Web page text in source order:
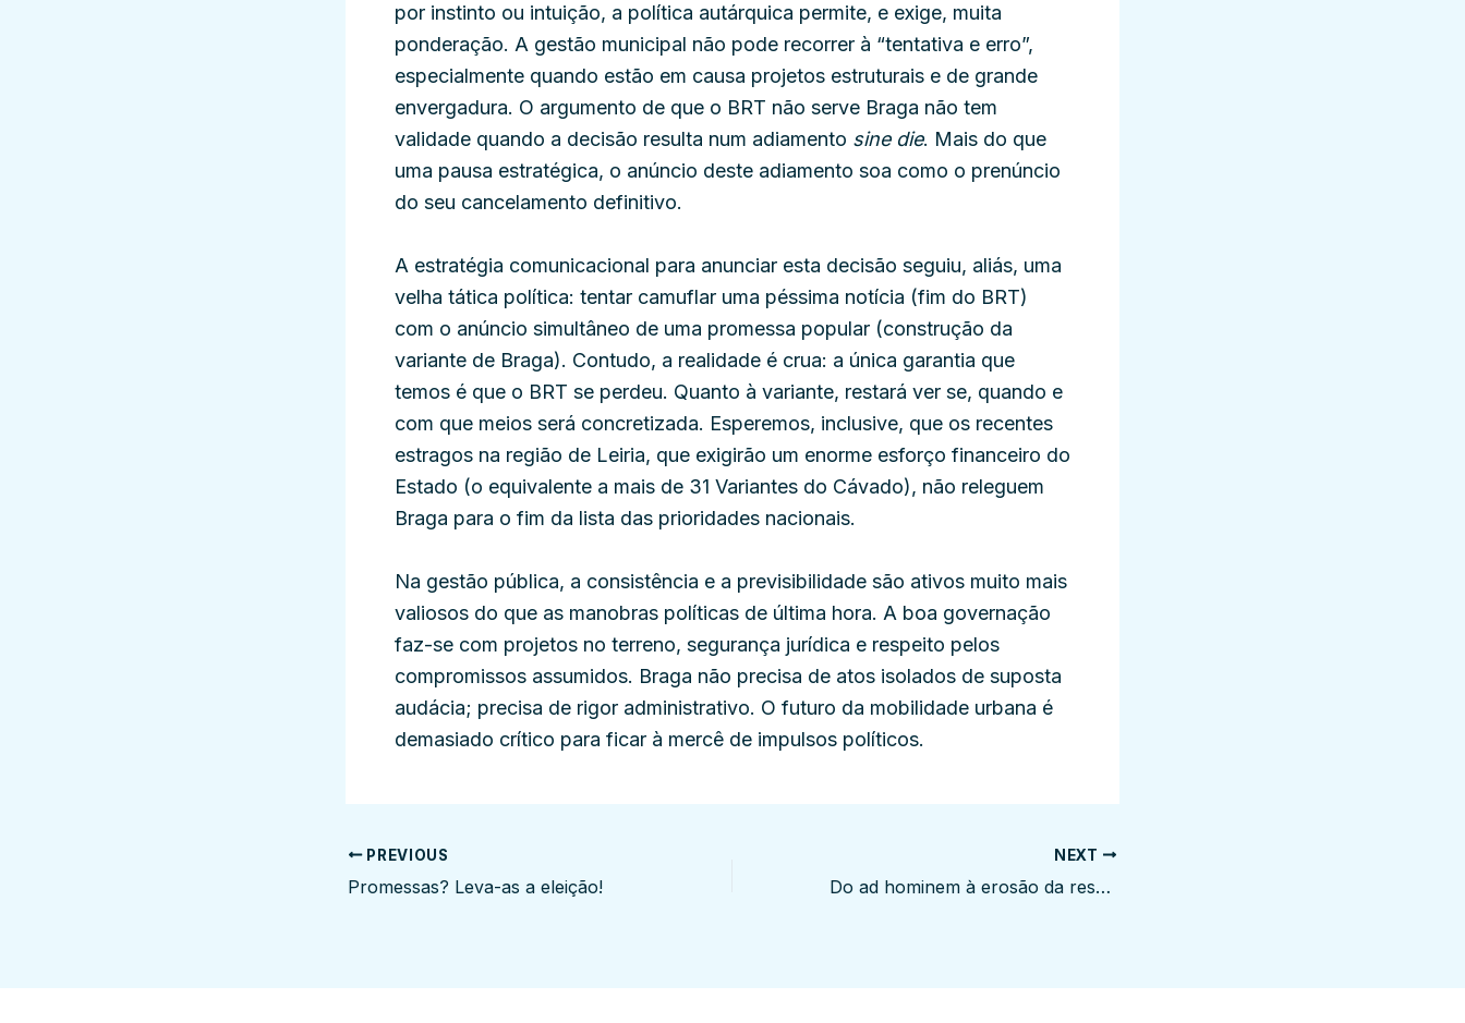
por instinto ou intuição, a política autárquica permite, e exige, muita
ponderação. A gestão municipal não pode recorrer à “tentativa e erro”,
especialmente quando estão em causa projetos estruturais e de grande
envergadura. O argumento de que o BRT não serve Braga não tem
validade quando a decisão resulta num adiamento sine die. Mais do que
uma pausa estratégica, o anúncio deste adiamento soa como o prenúncio
do seu cancelamento definitivo.
A estratégia comunicacional para anunciar esta decisão seguiu, aliás, uma
velha tática política: tentar camuflar uma péssima notícia (fim do BRT)
com o anúncio simultâneo de uma promessa popular (construção da
variante de Braga). Contudo, a realidade é crua: a única garantia que
temos é que o BRT se perdeu. Quanto à variante, restará ver se, quando e
com que meios será concretizada. Esperemos, inclusive, que os recentes
estragos na região de Leiria, que exigirão um enorme esforço financeiro do
Estado (o equivalente a mais de 31 Variantes do Cávado), não releguem
Braga para o fim da lista das prioridades nacionais.
Na gestão pública, a consistência e a previsibilidade são ativos muito mais
valiosos do que as manobras políticas de última hora. A boa governação
faz-se com projetos no terreno, segurança jurídica e respeito pelos
compromissos assumidos. Braga não precisa de atos isolados de suposta
audácia; precisa de rigor administrativo. O futuro da mobilidade urbana é
demasiado crítico para ficar à mercê de impulsos políticos.
PREVIOUS
Promessas? Leva-as a eleição!
NEXT
Do ad hominem à erosão da responsabilidade